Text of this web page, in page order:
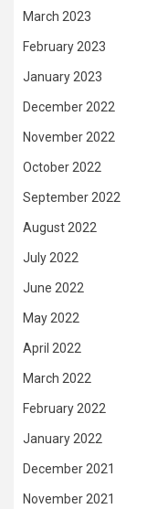
March 2023
February 2023
January 2023
December 2022
November 2022
October 2022
September 2022
August 2022
July 2022
June 2022
May 2022
April 2022
March 2022
February 2022
January 2022
December 2021
November 2021